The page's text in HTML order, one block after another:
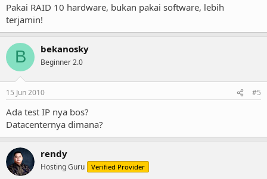
Pakai RAID 10 hardware, bukan pakai software, lebih
terjamin!
B bekanosky
Beginner 2.0
15 Jun 2010 #5
Ada test IP nya bos?
Datacenternya dimana?
rendy
Hosting Guru Verified Provider